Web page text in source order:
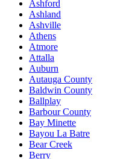
Ashford
Ashland
Ashville
Athens
Atmore
Attalla
Auburn
Autauga County
Baldwin County
Ballplay
Barbour County
Bay Minette
Bayou La Batre
Bear Creek
Berry